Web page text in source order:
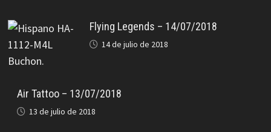
Flying Legends – 14/07/2018
14 de julio de 2018
Air Tattoo – 13/07/2018
13 de julio de 2018